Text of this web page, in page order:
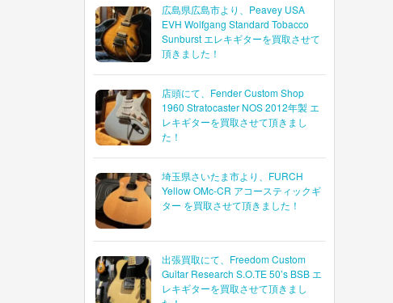
広島県広島市より、Peavey USA
EVH Wolfgang Standard Tobacco
Sunburst エレキギターを買取させて
頂きました！
店頭にて、Fender Custom Shop
1960 Stratocaster NOS 2012年製 エ
レキギターを買取させて頂きまし
た！
埼玉県さいたま市より、FURCH
Yellow OMc-CR アコースティックギ
ター を買取させて頂きました！
出張買取にて、Freedom Custom
Guitar Research S.O.TE 50’s BSB エ
レキギターを買取させて頂きまし